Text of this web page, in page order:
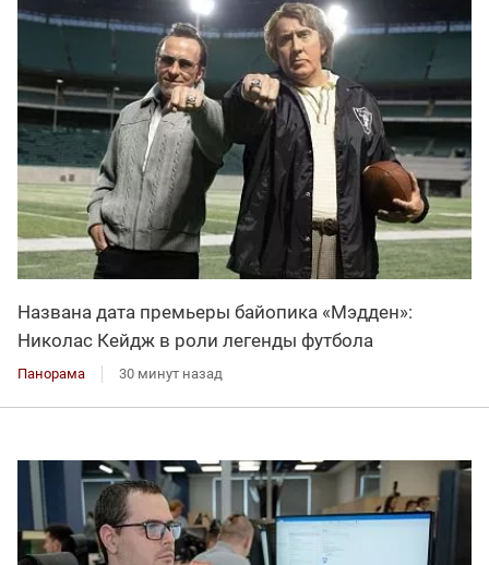
Названа дата премьеры байопика «Мэдден»:
Николас Кейдж в роли легенды футбола
Панорама 30 минут назад